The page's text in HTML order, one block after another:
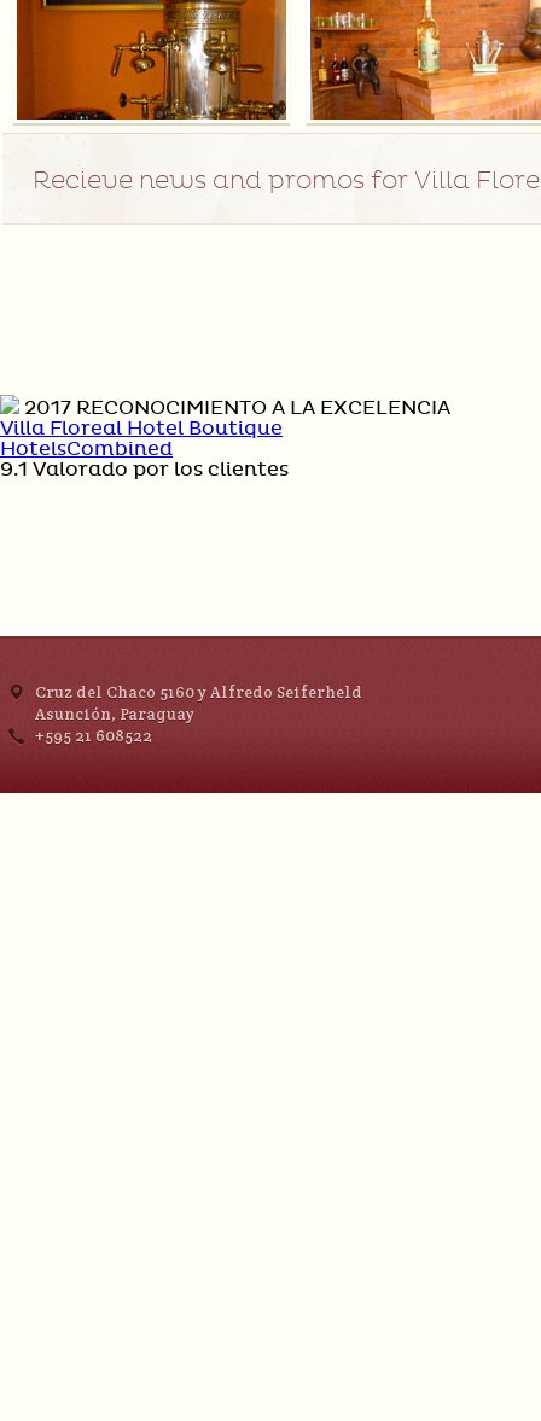
Recieve news and promos for Villa
2017 RECONOCIMIENTO A LA EXCELENCIA
Villa Floreal Hotel Boutique
HotelsCombined
9.1 Valorado por los clientes
Cruz del Chaco 5160 y Alfredo Seiferheld
Asunción, Paraguay
+595 21 608522